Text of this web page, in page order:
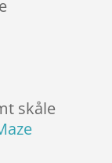
skåle